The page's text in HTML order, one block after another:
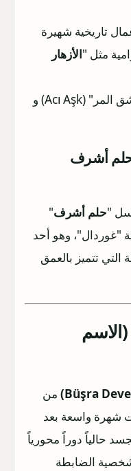
تاريخية شهيرة
مثل "الأزهار
: "العشق المر" (Acı Aşk) و
أشرف
"حلم أشرف"
"غوردال"، وهو أحد
تتميز بالعمق
من
شهرة واسعة بعد
حالياً دوراً محورياً
الضابطة